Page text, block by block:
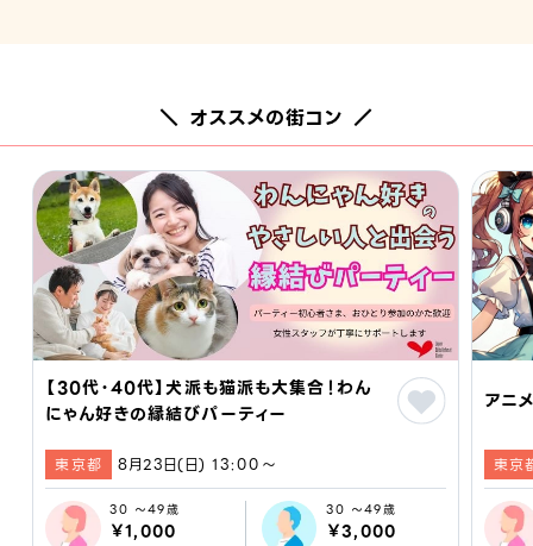
＼ オススメの街コン ／
【30代・40代】犬派も猫派も大集合！わん
にゃん好きの縁結びパーティー
東京都 8月23日(日) 13:00〜
30 ～49歳
￥1,000
30 ～49歳
￥3,000
アニ
東京